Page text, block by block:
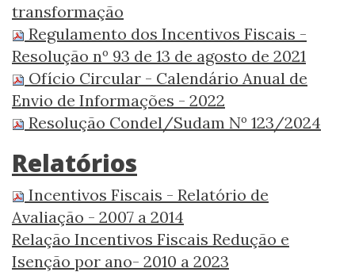
transformação
Regulamento dos Incentivos Fiscais -
Resolução nº 93 de 13 de agosto de 2021
Ofício Circular - Calendário Anual de
Envio de Informações - 2022
Resolução Condel/Sudam Nº 123/2024
Relatórios
Incentivos Fiscais - Relatório de
Avaliação - 2007 a 2014
Relação Incentivos Fiscais Redução e
Isenção por ano- 2010 a 2023